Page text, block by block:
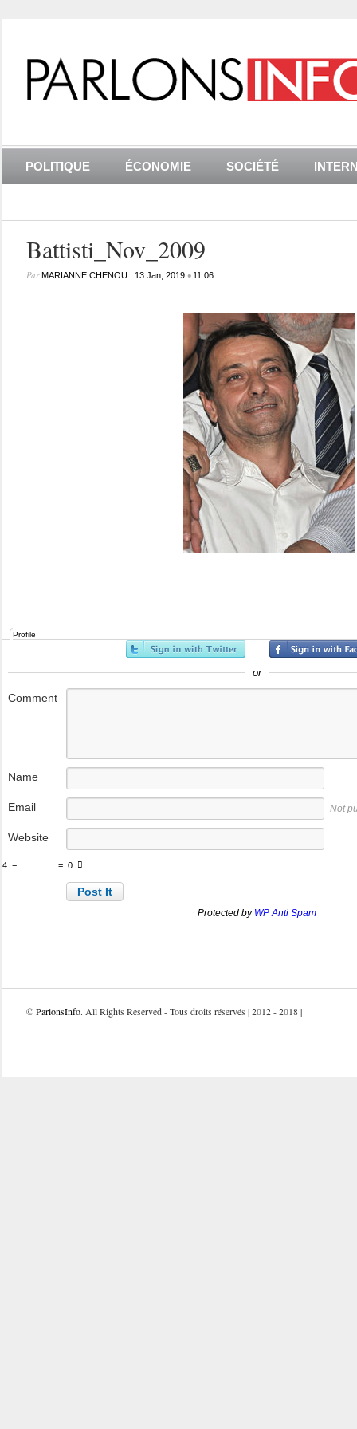
POLITIQUE ÉCONOMIE SOCIÉTÉ
Battisti_Nov_2009
ParMARIANNE CHENOU| 13 Jan, 2019• 11:06
Profile
or
Comment
Name
Email Not
Website
4 − = 0
Protected by WP Anti Spam
©ParlonsInfo. All Rights Reserved - Tous droits réservés | 2012 - 2018 |